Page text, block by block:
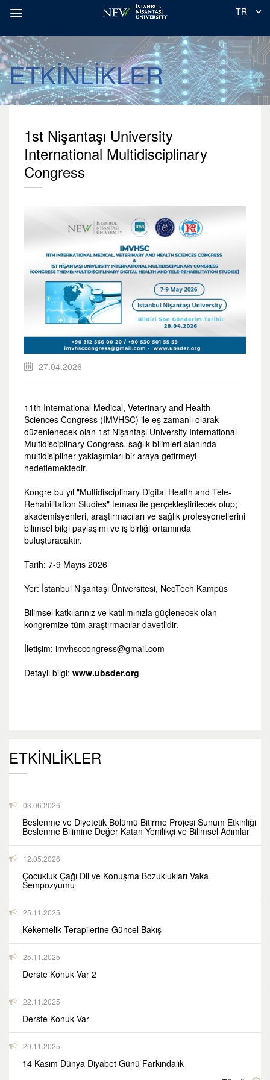
TR
ETKİNLİKLER
1st Nişantaşı University
International Multidisciplinary
Congress
27.04.2026
11th International Medical, Veterinary and Health
Sciences Congress (IMVHSC) ile eş zamanlı olarak
düzenlenecek olan 1st Nişantaşı University International
Multidisciplinary Congress, sağlık bilimleri alanında
multidisipliner yaklaşımları bir araya getirmeyi
hedeflemektedir.
Kongre bu yıl "Multidisciplinary Digital Health and Tele-
Rehabilitation Studies" teması ile gerçekleştirilecek olup;
akademisyenleri, araştırmacıları ve sağlık profesyonellerini
bilimsel bilgi paylaşımı ve iş birliği ortamında
buluşturacaktır.
Tarih: 7-9 Mayıs 2026
Yer: İstanbul Nişantaşı Üniversitesi, NeoTech Kampüs
Bilimsel katkılarınız ve katılımınızla güçlenecek olan
kongremize tüm araştırmacılar davetlidir.
İletişim: imvhsccongress@gmail.com
Detaylı bilgi: www.ubsder.org
ETKİNLİKLER
03.06.2026
Beslenme ve Diyetetik Bölümü Bitirme Projesi Sunum Etkinliği
Beslenme Bilimine Değer Katan Yenilikçi ve Bilimsel Adımlar
12.05.2026
Çocukluk Çağı Dil ve Konuşma Bozuklukları Vaka
Sempozyumu
25.11.2025
Kekemelik Terapilerine Güncel Bakış
25.11.2025
Derste Konuk Var 2
22.11.2025
Derste Konuk Var
20.11.2025
14 Kasım Dünya Diyabet Günü Farkındalık